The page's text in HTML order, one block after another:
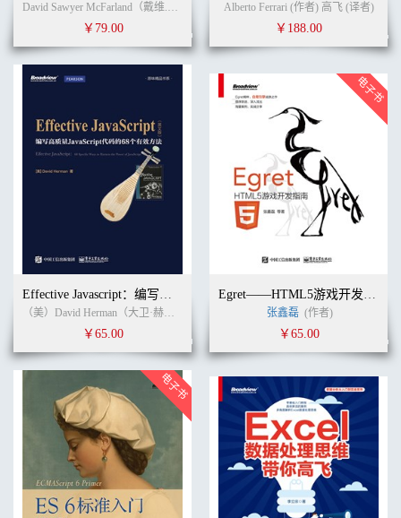
David Sawyer McFarland（戴维.索耶.麦克法兰） (作者) 俞黎敏 (译者)
￥79.00
Alberto Ferrari (作者) 高飞 (译者)
￥188.00
Effective Javascript：编写高质量JavaScript代码的68个有效方法 英文版
（美）David Herman（大卫·赫尔曼） (作者) 无 (译者)
￥65.00
Egret——HTML5游戏开发指南
张鑫磊 (作者)
￥65.00